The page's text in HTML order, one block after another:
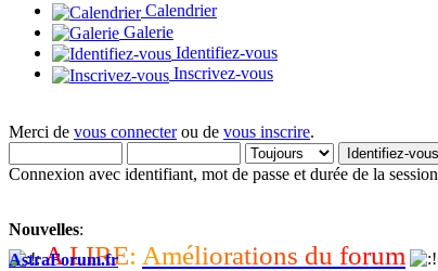
Calendrier
Galerie
Identifiez-vous
Inscrivez-vous
Merci de vous connecterou de vous inscrire.
Connexion avec identifiant, mot de passe et durée de la session
Nouvelles:
A LIRE: Améliorations du forum
AstraForum.fr